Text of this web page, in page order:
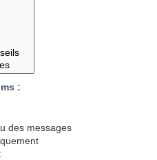
:
des messages